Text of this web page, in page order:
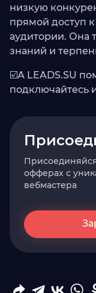
низкую
прямой доступ
аудитории. Она
знаний и
☑️А LEADS.SU
подключайтесь
офферах с
вебмастера